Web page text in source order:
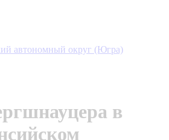
автономный округ (Югра)
в